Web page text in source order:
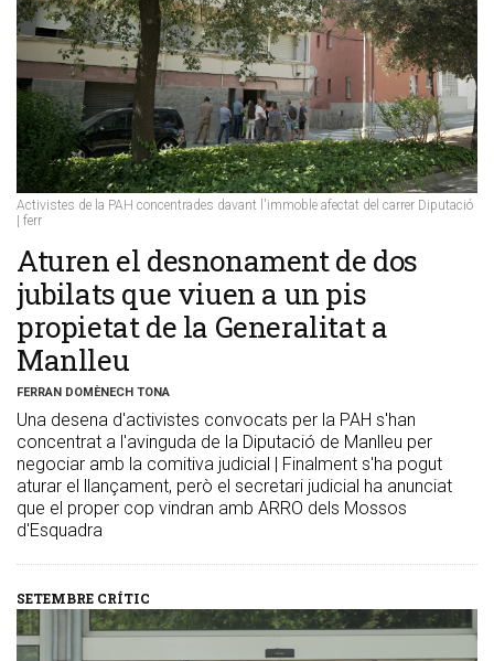
Activistes de la PAH concentrades davant l'immoble afectat del carrer Diputació
| ferr
​Aturen el desnonament de dos
jubilats que viuen a un pis
propietat de la Generalitat a
Manlleu
FERRAN DOMÈNECH TONA
Una desena d'activistes convocats per la PAH s'han
concentrat a l'avinguda de la Diputació de Manlleu per
negociar amb la comitiva judicial | Finalment s'ha pogut
aturar el llançament, però el secretari judicial ha anunciat
que el proper cop vindran amb ARRO dels Mossos
d'Esquadra
SETEMBRE CRÍTIC